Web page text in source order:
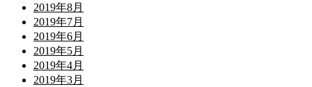
2019年8月
2019年7月
2019年6月
2019年5月
2019年4月
2019年3月